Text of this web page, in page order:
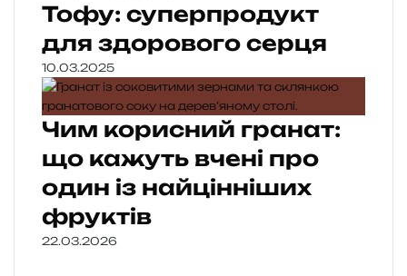
Тофу: суперпродукт
для здорового серця
10.03.2025
Чим корисний гранат:
що кажуть вчені про
один із найцінніших
фруктів
22.03.2026